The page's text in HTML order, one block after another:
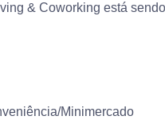
& Coworking está
Minimercado